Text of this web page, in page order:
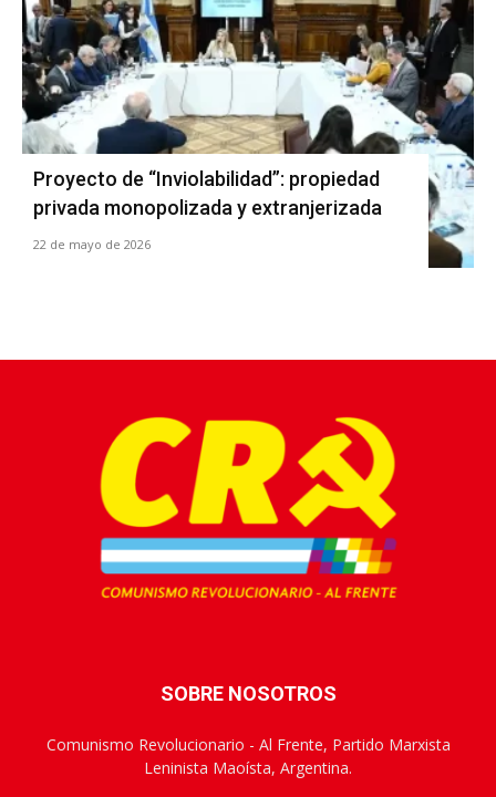
Proyecto de “Inviolabilidad”: propiedad
privada monopolizada y extranjerizada
22 de mayo de 2026
SOBRE NOSOTROS
Comunismo Revolucionario - Al Frente, Partido Marxista
Leninista Maoísta, Argentina.